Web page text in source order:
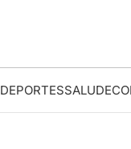
DEPORTESSALUD